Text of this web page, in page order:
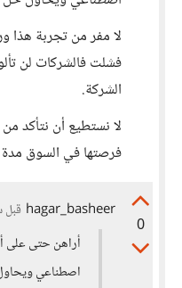
لا مفر من تجربة هذا
فشلت فالشركات لن
الشركة.
لا نستطيع أن نتأكد
فرصتها في السوق مدة
0
hagar_basheer قبل
أراهن حتى على
اصطناعي